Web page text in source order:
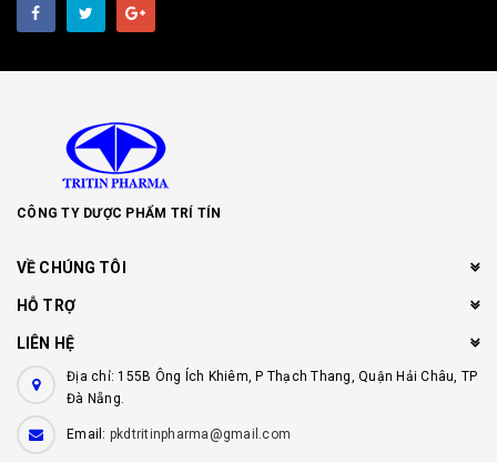
CÔNG TY DƯỢC PHẨM TRÍ TÍN
VỀ CHÚNG TÔI
HỖ TRỢ
LIÊN HỆ
Địa chỉ: 155B Ông Ích Khiêm, P Thạch Thang, Quận Hải Châu, TP
Đà Nẵng.
Email: pkdtritinpharma@gmail.com